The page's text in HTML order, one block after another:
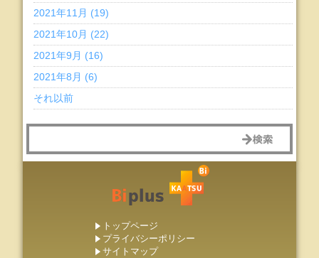
2021年11月 (19)
2021年10月 (22)
2021年9月 (16)
2021年8月 (6)
それ以前
トップページ
プライバシーポリシー
サイトマップ